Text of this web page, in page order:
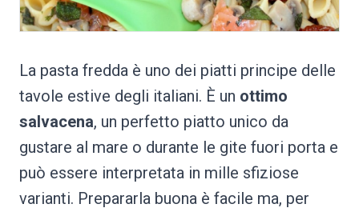
La pasta fredda è uno dei piatti principe delle
tavole estive degli italiani. È un ottimo
salvacena, un perfetto piatto unico da
gustare al mare o durante le gite fuori porta e
può essere interpretata in mille sfiziose
varianti. Prepararla buona è facile ma, per